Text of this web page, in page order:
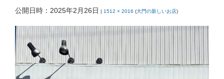
公開日時： 2025年2月26日 | 1512 × 2016 (大門の新しいお店)